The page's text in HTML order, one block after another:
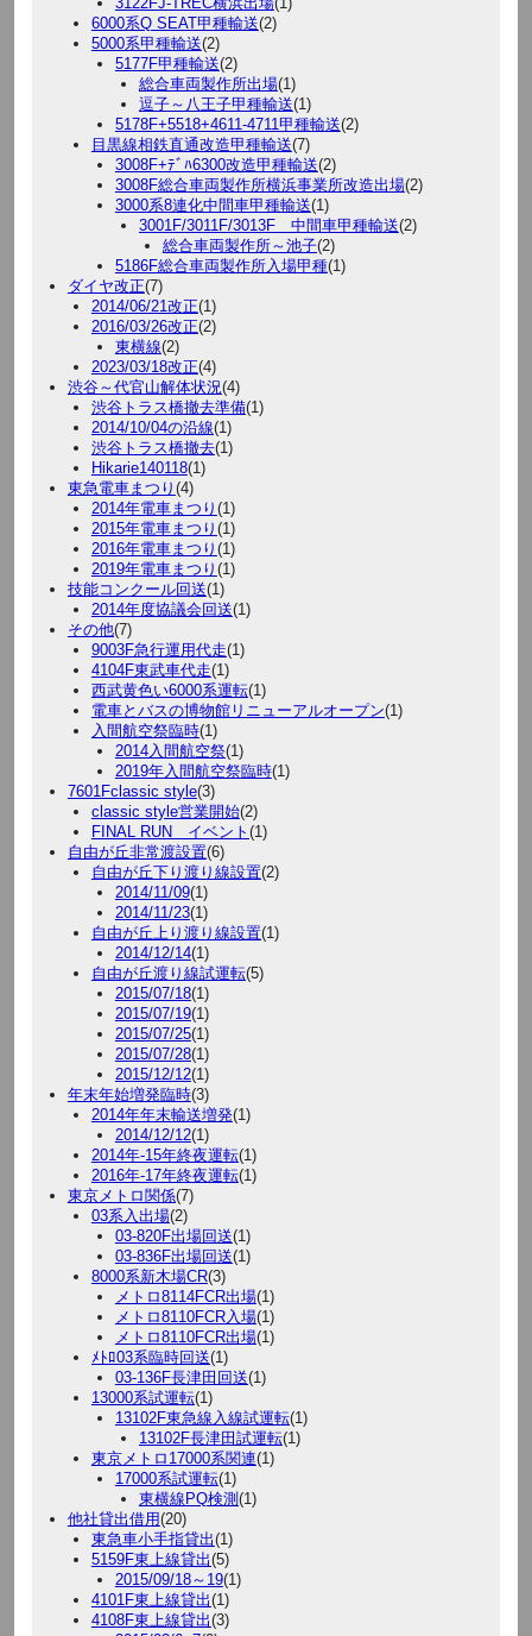
6000系Q SEAT甲種輸送(2)
5000系甲種輸送(2)
5177F甲種輸送(2)
総合車両製作所出場(1)
逗子～八王子甲種輸送(1)
5178F+5518+4611-4711甲種輸送(2)
目黒線相鉄直通改造甲種輸送(7)
3008F+ﾃﾞﾊ6300改造甲種輸送(2)
3008F総合車両製作所横浜事業所改造出場(2)
3000系8連化中間車甲種輸送(1)
3001F/3011F/3013F 中間車甲種輸送(2)
総合車両製作所～池子(2)
5186F総合車両製作所入場甲種(1)
ダイヤ改正(7)
2014/06/21改正(1)
2016/03/26改正(2)
東横線(2)
2023/03/18改正(4)
渋谷～代官山解体状況(4)
渋谷トラス橋撤去準備(1)
2014/10/04の沿線(1)
渋谷トラス橋撤去(1)
Hikarie140118(1)
東急電車まつり (4)
2014年電車まつり (1)
2015年電車まつり (1)
2016年電車まつり (1)
2019年電車まつり (1)
技能コンクール回送(1)
2014年度協議会回送(1)
その他(7)
9003F急行運用代走(1)
4104F東武車代走(1)
西武黄色い6000系運転(1)
電車とバスの博物館リニューアルオープン(1)
入間航空祭臨時(1)
2014入間航空祭(1)
2019年入間航空祭臨時(1)
7601Fclassic style(3)
classic style営業開始(2)
FINAL RUN イベント (1)
自由が丘非常渡設置(6)
自由が丘下り渡り線設置(2)
2014/11/09(1)
2014/11/23(1)
自由が丘上り渡り線設置(1)
2014/12/14(1)
自由が丘渡り線試運転(5)
2015/07/18(1)
2015/07/19(1)
2015/07/25(1)
2015/07/28(1)
2015/12/12(1)
年末年始増発臨時(3)
2014年年末輸送増発(1)
2014/12/12(1)
2014年-15年終夜運転(1)
2016年-17年終夜運転(1)
東京メトロ関係(7)
03系入出場(2)
03-820F出場回送(1)
03-836F出場回送(1)
8000系新木場CR(3)
メトロ8114FCR出場(1)
メトロ8110FCR入場(1)
メトロ8110FCR出場(1)
ﾒﾄﾛ03系臨時回送(1)
03-136F長津田回送(1)
13000系試運転(1)
13102F東急線入線試運転(1)
13102F長津田試運転(1)
東京メトロ17000系関連(1)
17000系試運転(1)
東横線PQ検測 (1)
他社貸出借用(20)
東急車小手指貸出(1)
5159F東上線貸出(5)
2015/09/18～19(1)
4101F東上線貸出(1)
4108F東上線貸出(3)